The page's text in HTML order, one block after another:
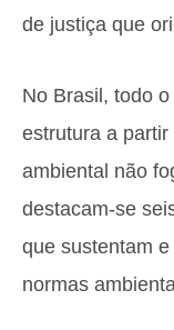
de justiça que
No Brasil, todo
estrutura a
ambiental não
destacam-se
que sustentam
normas